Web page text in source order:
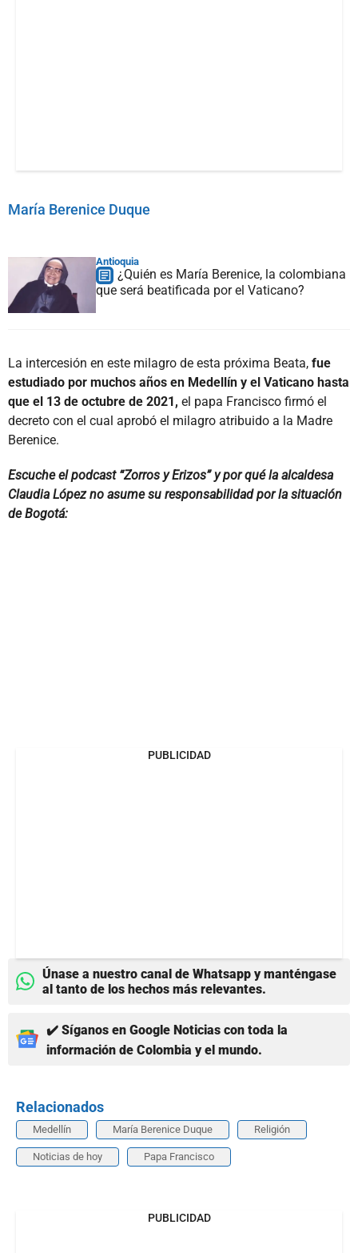
María Berenice Duque
Antioquia
¿Quién es María Berenice, la colombiana
que será beatificada por el Vaticano?
La intercesión en este milagro de esta próxima Beata, fue
estudiado por muchos años en Medellín y el Vaticano hasta
que el 13 de octubre de 2021, el papa Francisco firmó el
decreto con el cual aprobó el milagro atribuido a la Madre
Berenice.
Escuche el podcast “Zorros y Erizos” y por qué la alcaldesa
Claudia López no asume su responsabilidad por la situación
de Bogotá:
PUBLICIDAD
Únase a nuestro canal de Whatsapp y manténgase
al tanto de los hechos más relevantes.
✔️ Síganos en Google Noticias con toda la
información de Colombia y el mundo.
Relacionados
Medellín María Berenice Duque Religión
Noticias de hoy Papa Francisco
PUBLICIDAD